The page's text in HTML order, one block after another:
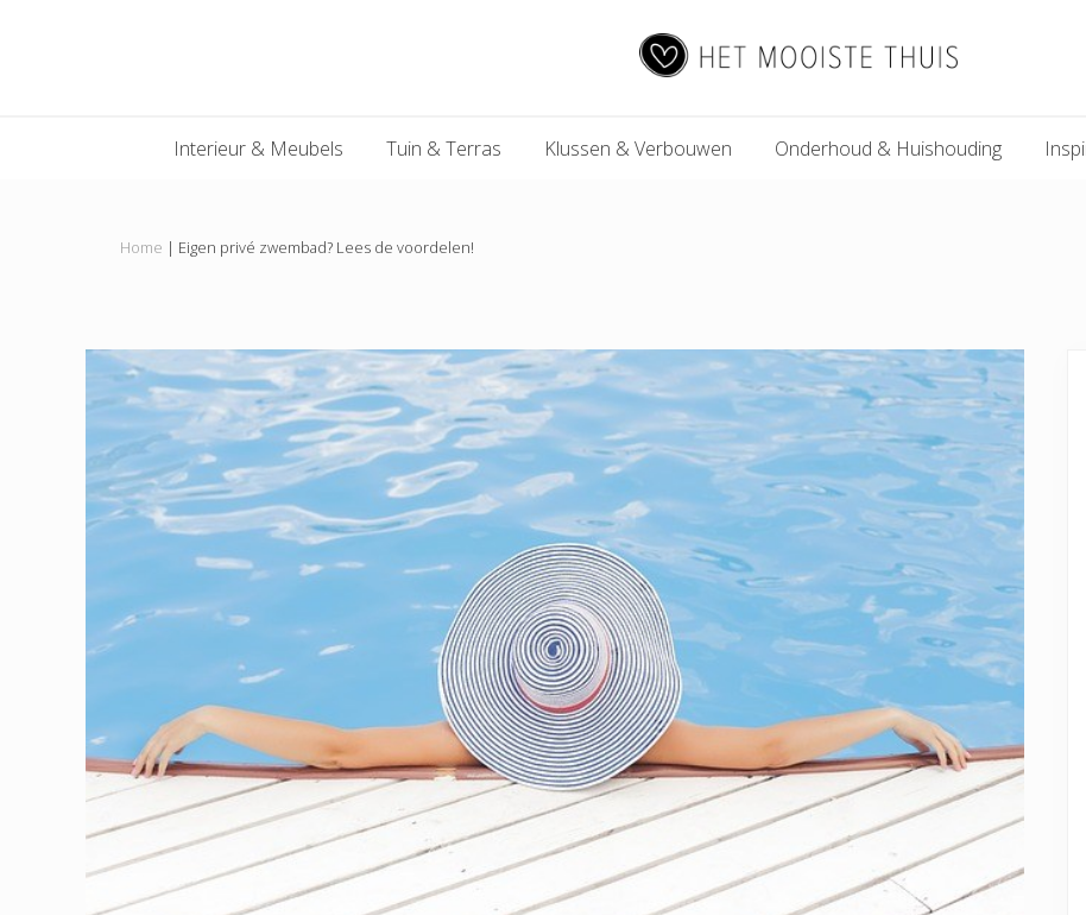
Mooiste
Interieur & Meubels Tuin & Terras Klussen & Verbouwen Onderhoud & Huishouding
Home | Eigen privé zwembad? Lees de voordelen!